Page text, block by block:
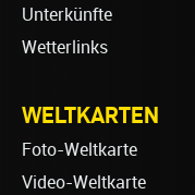
Unterkünfte
Wetterlinks
WELTKARTEN
Foto-Weltkarte
Video-Weltkarte